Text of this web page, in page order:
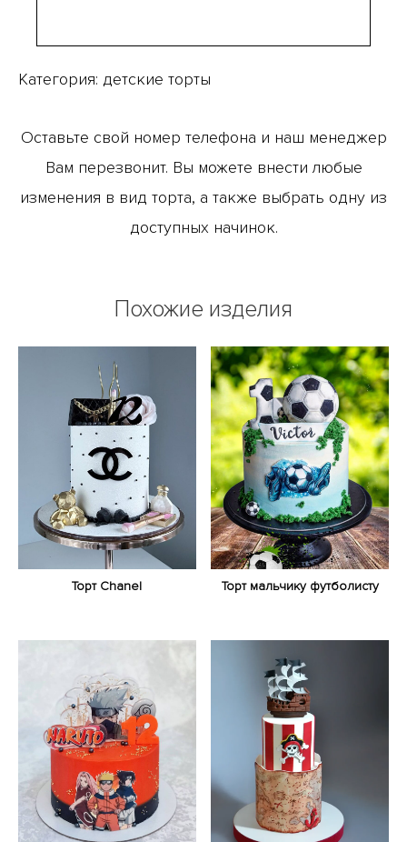
Категория: детские торты
Оставьте свой номер телефона и наш менеджер
Вам перезвонит. Вы можете внести любые
изменения в вид торта, а также выбрать одну из
доступных начинок.
Похожие изделия
Торт Chanel Торт мальчику футболисту